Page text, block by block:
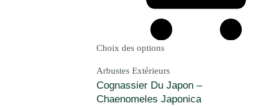
Choix des options
Arbustes Extérieurs
Cognassier Du Japon –
Chaenomeles Japonica